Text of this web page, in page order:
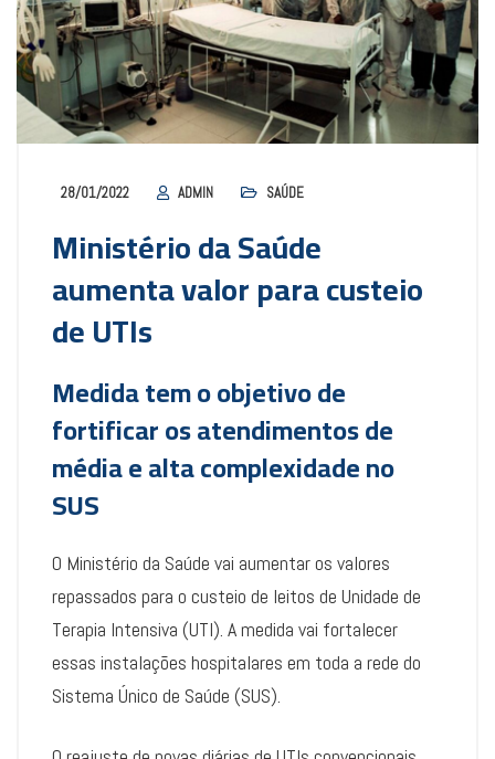
28/01/2022 ADMIN SAÚDE
Ministério da Saúde
aumenta valor para custeio
de UTIs
Medida tem o objetivo de
fortificar os atendimentos de
média e alta complexidade no
SUS
O Ministério da Saúde vai aumentar os valores
repassados para o custeio de leitos de Unidade de
Terapia Intensiva (UTI). A medida vai fortalecer
essas instalações hospitalares em toda a rede do
Sistema Único de Saúde (SUS).